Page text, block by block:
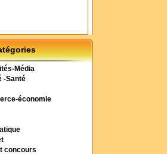
Média
-Santé
économie
concours